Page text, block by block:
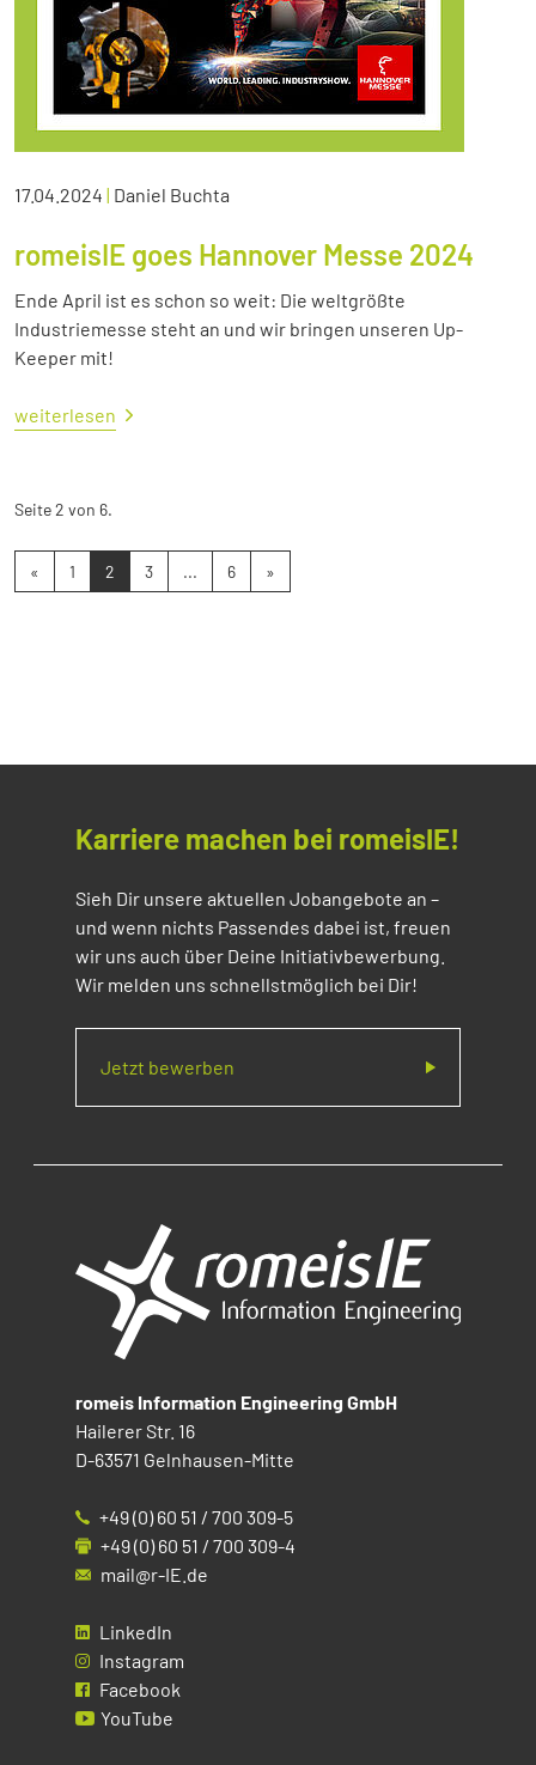
17.04.2024 | Daniel Buchta
romeisIE goes Hannover Messe 2024
Ende April ist es schon so weit: Die weltgrößte
Industriemesse steht an und wir bringen unseren Up-
Keeper mit!
weiterlesen
Seite 2 von 6.
« 1 2 3 ... 6 »
Karriere machen bei romeisIE!
Sieh Dir unsere aktuellen Jobangebote an –
und wenn nichts Passendes dabei ist, freuen
wir uns auch über Deine Initiativbewerbung.
Wir melden uns schnellstmöglich bei Dir!
Jetzt bewerben
romeis Information Engineering GmbH
Hailerer Str. 16
D-63571 Gelnhausen-Mitte
+49 (0) 60 51 / 700 309-5
+49 (0) 60 51 / 700 309-4
mail@r-IE.de
LinkedIn
Instagram
Facebook
YouTube